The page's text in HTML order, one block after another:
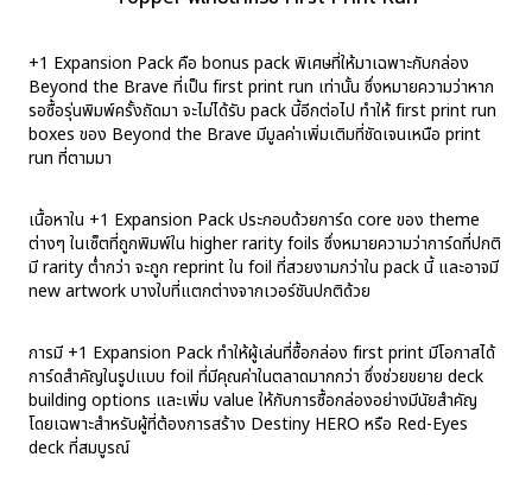
+1 Expansion Pack คือ bonus pack พิเศษที่ให้มาเฉพาะกับกล่อง
Beyond the Brave ที่เป็น first print run เท่านั้น ซึ่งหมายความว่าหาก
รอซื้อรุ่นพิมพ์ครั้งถัดมา จะไม่ได้รับ pack นี้อีกต่อไป ทำให้ first print run
boxes ของ Beyond the Brave มีมูลค่าเพิ่มเติมที่ชัดเจนเหนือ print
run ที่ตามมา
เนื้อหาใน +1 Expansion Pack ประกอบด้วยการ์ด core ของ theme
ต่างๆ ในเซ็ตที่ถูกพิมพ์ใน higher rarity foils ซึ่งหมายความว่าการ์ดที่ปกติ
มี rarity ต่ำกว่า จะถูก reprint ใน foil ที่สวยงามกว่าใน pack นี้ และอาจมี
new artwork บางใบที่แตกต่างจากเวอร์ชันปกติด้วย
การมี +1 Expansion Pack ทำให้ผู้เล่นที่ซื้อกล่อง first print มีโอกาสได้
การ์ดสำคัญในรูปแบบ foil ที่มีคุณค่าในตลาดมากกว่า ซึ่งช่วยขยาย deck
building options และเพิ่ม value ให้กับการซื้อกล่องอย่างมีนัยสำคัญ
โดยเฉพาะสำหรับผู้ที่ต้องการสร้าง Destiny HERO หรือ Red-Eyes
deck ที่สมบูรณ์